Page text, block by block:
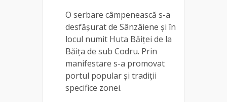
O serbare câmpenească s-a
desfășurat de Sânzâiene și în
locul numit Huta Băiței de la
Băița de sub Codru. Prin
manifestare s-a promovat
portul popular și tradiții
specifice zonei.